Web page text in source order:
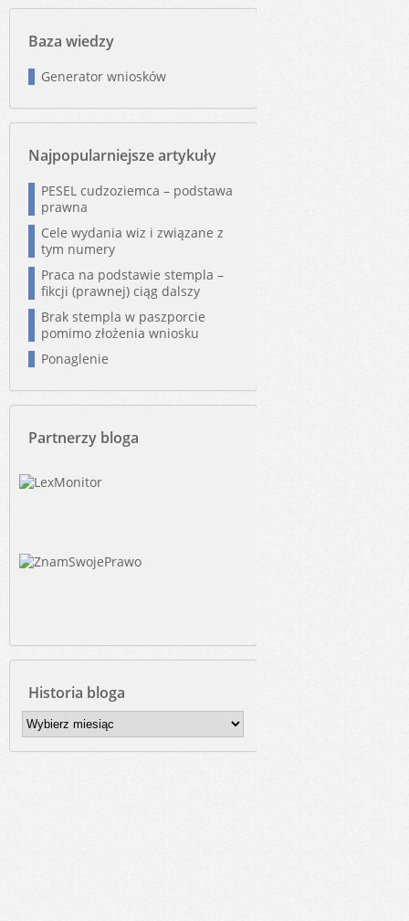
Baza wiedzy
Generator wniosków
Najpopularniejsze artykuły
PESEL cudzoziemca – podstawa
prawna
Cele wydania wiz i związane z
tym numery
Praca na podstawie stempla –
fikcji (prawnej) ciąg dalszy
Brak stempla w paszporcie
pomimo złożenia wniosku
Ponaglenie
Partnerzy bloga
Historia bloga
Historia
bloga